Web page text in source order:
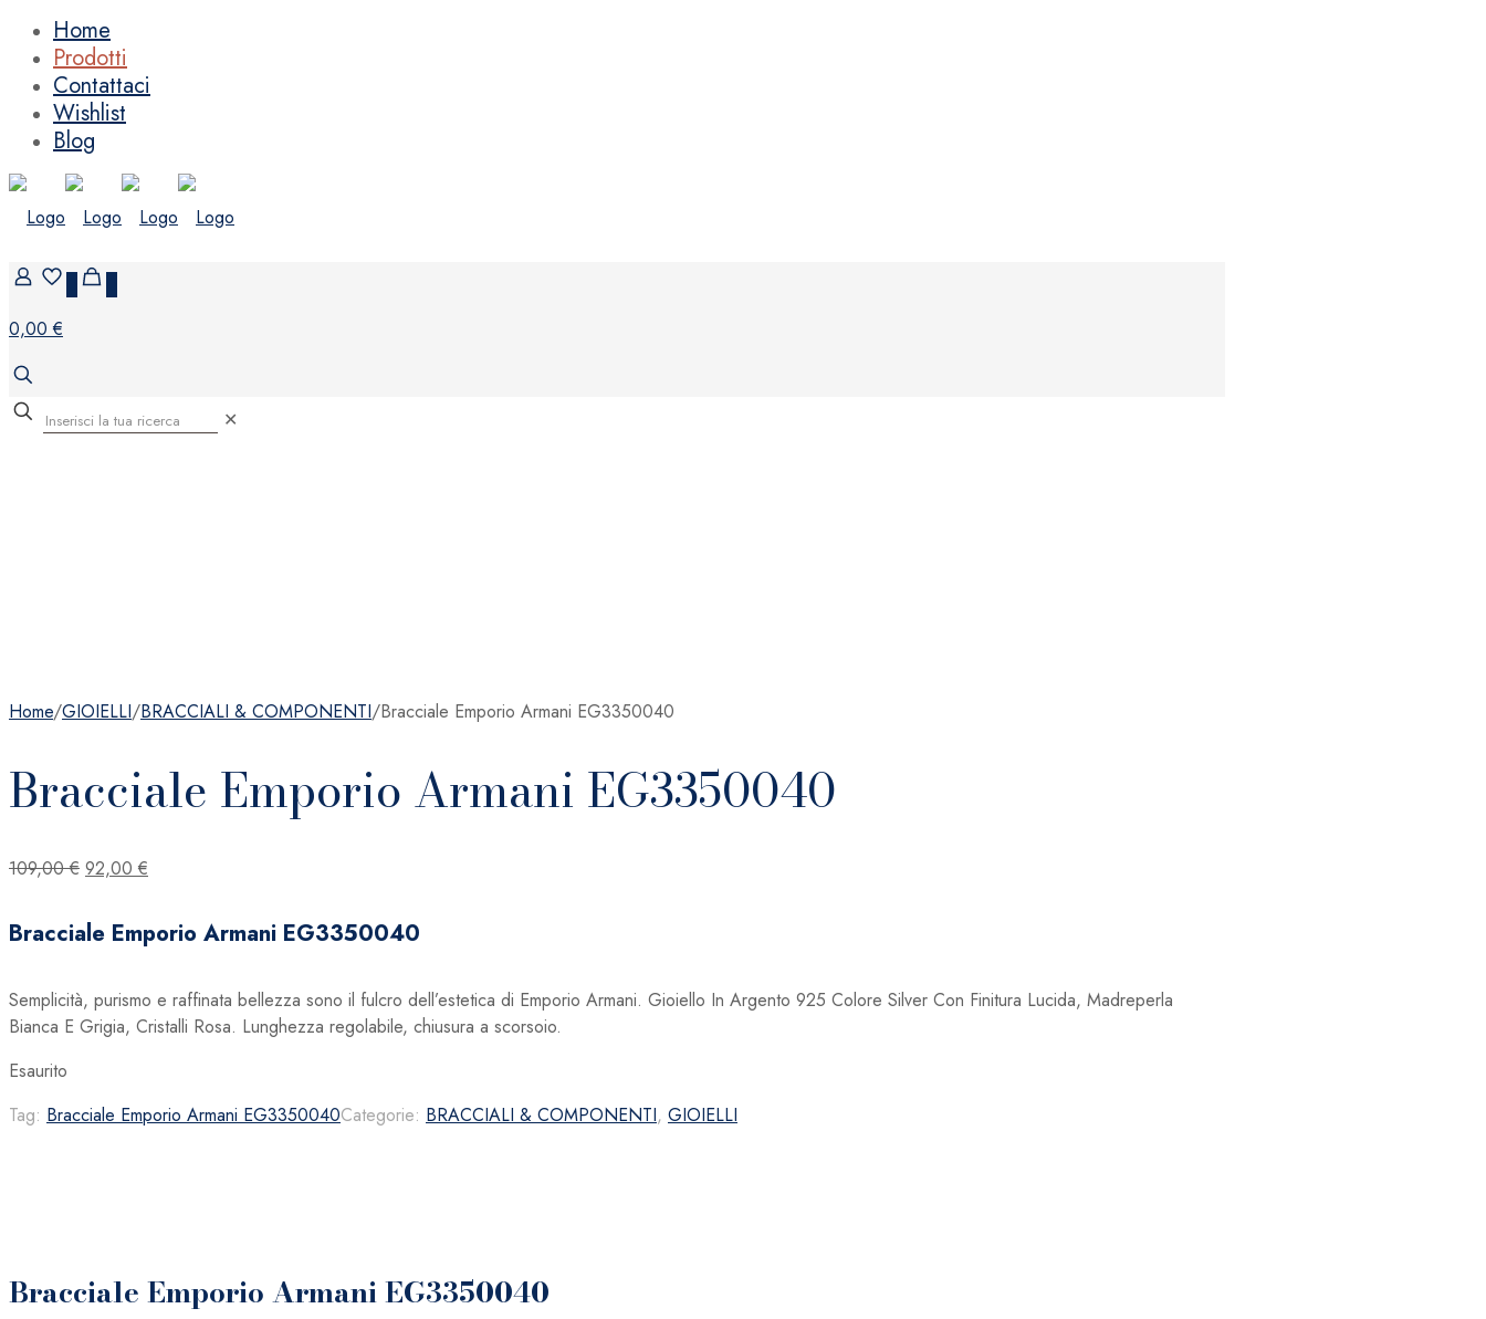
Home
Prodotti
Contattaci
Wishlist
Blog
0,00 €
✕
Home/GIOIELLI/BRACCIALI & COMPONENTI/Bracciale Emporio Armani EG3350040
Bracciale Emporio Armani EG3350040
109,00€ Il
originale
era:
92,00 €
attuale
è:
Bracciale Emporio Armani EG3350040
Semplicità, purismo e raffinata bellezza sono il fulcro dell’estetica di Emporio Armani. Gioiello In Argento 925 Colore Silver Con Finitura Lucida, Madreperla
Bianca E Grigia, Cristalli Rosa. Lunghezza regolabile, chiusura a scorsoio.
Esaurito
Tag: Bracciale Emporio Armani EG3350040Categorie: BRACCIALI & COMPONENTI, GIOIELLI
Bracciale Emporio Armani EG3350040